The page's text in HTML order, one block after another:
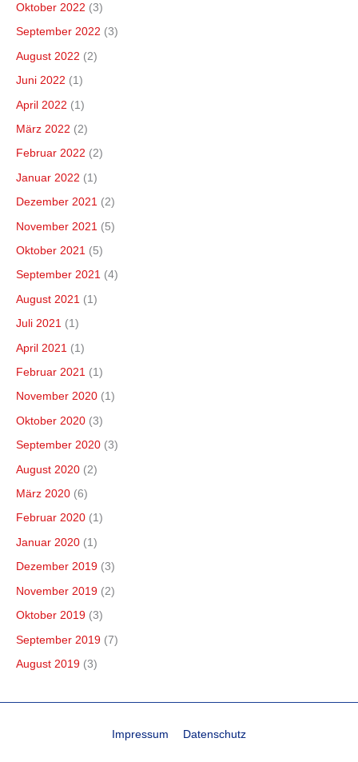
Oktober 2022 (3)
September 2022 (3)
August 2022 (2)
Juni 2022 (1)
April 2022 (1)
März 2022 (2)
Februar 2022 (2)
Januar 2022 (1)
Dezember 2021 (2)
November 2021 (5)
Oktober 2021 (5)
September 2021 (4)
August 2021 (1)
Juli 2021 (1)
April 2021 (1)
Februar 2021 (1)
November 2020 (1)
Oktober 2020 (3)
September 2020 (3)
August 2020 (2)
März 2020 (6)
Februar 2020 (1)
Januar 2020 (1)
Dezember 2019 (3)
November 2019 (2)
Oktober 2019 (3)
September 2019 (7)
August 2019 (3)
Impressum Datenschutz